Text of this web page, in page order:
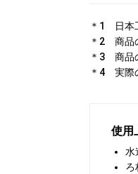
＊1 日本
＊2 商品
＊3 商品
＊4 実際
使用
水
ろ